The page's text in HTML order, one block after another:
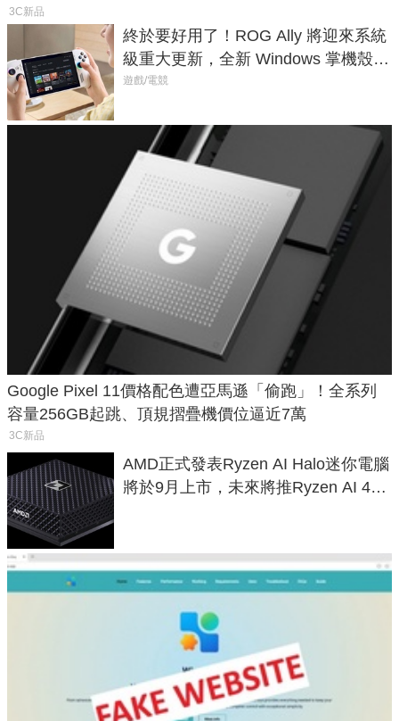
3C新品
終於要好用了！ROG Ally 將迎來系統
級重大更新，全新 Windows 掌機殼模
式讓操作就像 Xbox 一樣順暢
遊戲/電競
Google Pixel 11價格配色遭亞馬遜「偷跑」！全系列
容量256GB起跳、頂規摺疊機價位逼近7萬
3C新品
AMD正式發表Ryzen AI Halo迷你電腦
將於9月上市，未來將推Ryzen AI 400